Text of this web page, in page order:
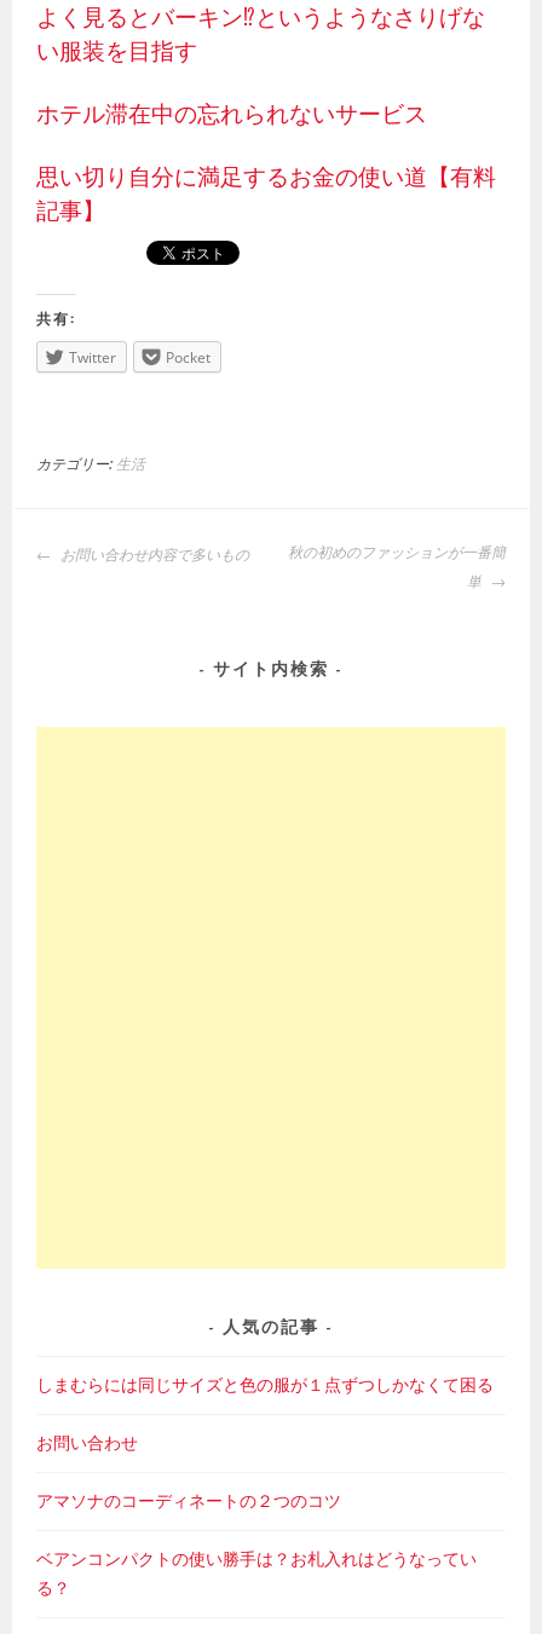
よく見るとバーキン⁉というようなさりげな
い服装を目指す
ホテル滞在中の忘れられないサービス
思い切り自分に満足するお金の使い道【有料
記事】
共有:
Twitter
Pocket
カテゴリー: 生活
投
シ
お問い合わせ内容で多いもの
秋の初めのファッションが一番簡
単
サイト内検索
人気の記事
しまむらには同じサイズと色の服が１点ずつしかなくて困る
お問い合わせ
アマソナのコーディネートの２つのコツ
ベアンコンパクトの使い勝手は？お札入れはどうなってい
る？